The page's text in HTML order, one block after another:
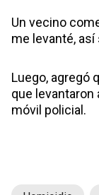
Un vecino
me levanté, así
Luego, agregó
que levantaron
móvil policial.